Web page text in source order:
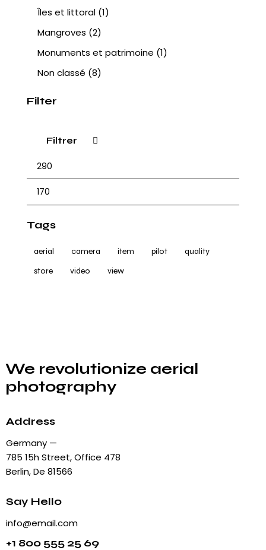
Îles et littoral (1)
Mangroves (2)
Monuments et patrimoine (1)
Non classé (8)
Filter
Filtrer
Tags
aerial camera item pilot
quality
store
video view
We revolutionize aerial
photography
Address
Germany —
785 15h Street, Office 478
Berlin, De 81566
Say Hello
info@email.com
+1 800 555 25 69